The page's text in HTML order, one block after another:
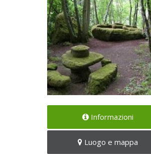
Visita guidata al percorso di
Il 10/10/2021
Informazioni
Luogo e mappa